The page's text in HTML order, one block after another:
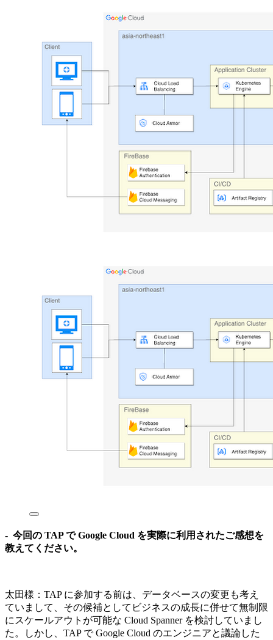
- 今回の TAP で Google Cloud を実際に利用されたご感想を
教えてください。
太田様：TAP に参加する前は、データベースの変更も考え
ていまして、その候補としてビジネスの成長に併せて無制限
にスケールアウトが可能な Cloud Spanner を検討していまし
た。しかし、TAP で Google Cloud のエンジニアと議論した